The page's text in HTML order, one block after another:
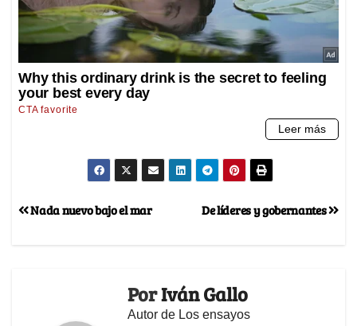
De líderes y gobernantes
Nada nuevo bajo el mar
PorIván Gallo
Autor de Los ensayos